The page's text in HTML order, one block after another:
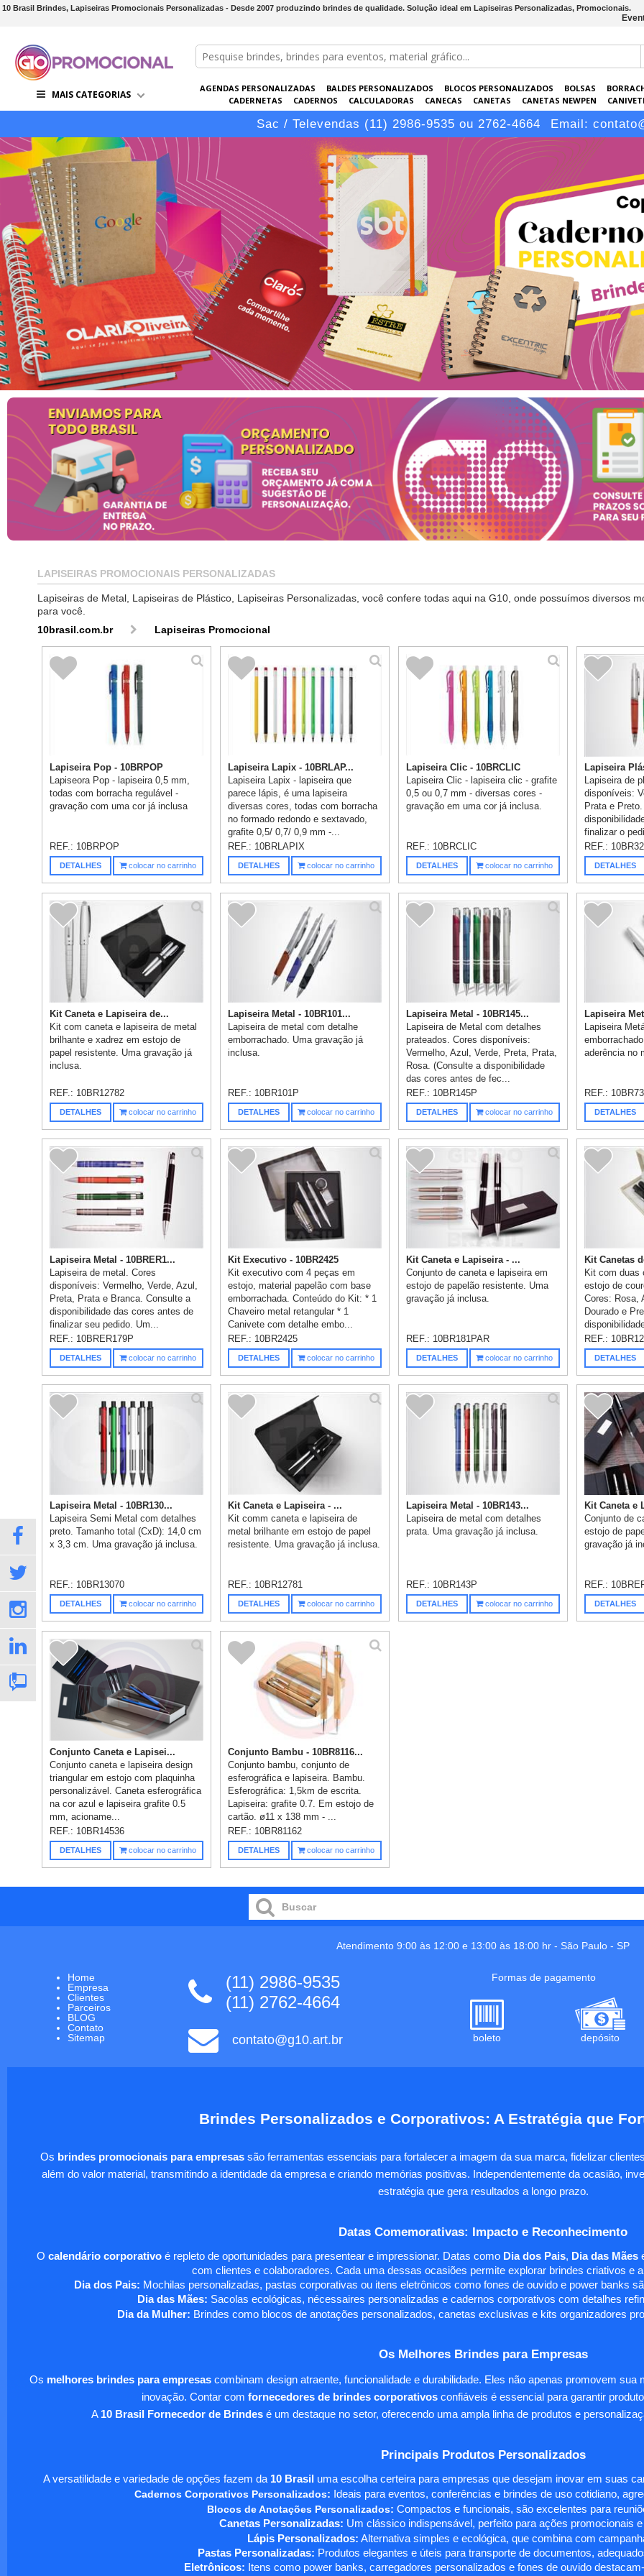
10 Brasil Brindes, Lapiseiras Promocionais Personalizadas - Desde 2007 produzindo brindes de qualidade. Solução ideal em Lapiseiras Personalizadas, Promocionais.
MAIS CATEGORIAS
AGENDAS PERSONALIZADAS BALDES PERSONALIZADOS BLOCOS PERSONALIZADOS BOLSAS
CADERNETAS
CADERNOS CALCULADORAS CANECAS CANETAS CANETAS NEWPEN
CONJUNTOS DE BRINDES
COPOS ELETRÔNICOS EMBALAGENS ESCRITÓRIO EVENTOS
GARRAFAS
LÁPIS
Sac / Televendas (11) 2986-9535 ou 2762-4664 Email:
LAPISEIRAS PROMOCIONAIS PERSONALIZADAS
Lapiseiras de Metal, Lapiseiras de Plástico, Lapiseiras Personalizadas, você confere todas aqui na G10, onde possuímos diversos
para você.
10brasil.com.br
Lapiseiras Promocional
Lapiseira Pop - 10BRPOP
Lapiseora Pop - lapiseira 0,5 mm,
todas com borracha regulável -
gravação com uma cor já inclusa
REF.: 10BRPOP
DETALHES colocar no carrinho
Lapiseira Lapix - 10BRLAP...
Lapiseira Lapix - lapiseira que
parece lápis, é uma lapiseira
diversas cores, todas com borracha
no formado redondo e sextavado,
grafite 0,5/ 0,7/ 0,9 mm -...
REF.: 10BRLAPIX
DETALHES colocar no carrinho
Lapiseira Clic - 10BRCLIC
Lapiseira Clic - lapiseira clic - grafite
0,5 ou 0,7 mm - diversas cores -
gravação em uma cor já inclusa.
REF.: 10BRCLIC
DETALHES colocar no carrinho
Lapiseira
Lapiseira de
disponíveis:
Prata e
finalizar o
REF.:
DETALHES
Kit Caneta e Lapiseira de...
Kit com caneta e lapiseira de metal
brilhante e xadrez em estojo de
papel resistente. Uma gravação já
inclusa.
REF.: 10BR12782
DETALHES colocar no carrinho
Lapiseira Metal - 10BR101...
Lapiseira de metal com detalhe
emborrachado. Uma gravação já
inclusa.
REF.: 10BR101P
DETALHES colocar no carrinho
Lapiseira Metal - 10BR145...
Lapiseira de Metal com detalhes
prateados. Cores disponíveis:
Vermelho, Azul, Verde, Preta, Prata,
Rosa. (Consulte a disponibilidade
das cores antes de fec...
REF.: 10BR145P
DETALHES colocar no carrinho
Lapiseira
Lapiseira
aderência no
REF.:
DETALHES
Lapiseira Metal - 10BRER1...
Lapiseira de metal. Cores
disponíveis: Vermelho, Verde, Azul,
Preta, Prata e Branca. Consulte a
disponibilidade das cores antes de
finalizar seu pedido. Um...
REF.: 10BRER179P
DETALHES colocar no carrinho
Kit Executivo - 10BR2425
Kit executivo com 4 peças em
estojo, material papelão com base
emborrachada. Conteúdo do Kit: * 1
Chaveiro metal retangular * 1
Canivete com detalhe embo...
REF.: 10BR2425
DETALHES colocar no carrinho
Kit Caneta e Lapiseira - ...
Conjunto de caneta e lapiseira em
estojo de papelão resistente. Uma
gravação já inclusa.
REF.: 10BR181PAR
DETALHES colocar no carrinho
Kit Canetas
Kit com duas
estojo de
Cores: Rosa,
Dourado e
REF.:
DETALHES
Lapiseira Metal - 10BR130...
Lapiseira Semi Metal com detalhes
preto. Tamanho total (CxD): 14,0 cm
x 3,3 cm. Uma gravação já inclusa.
REF.: 10BR13070
DETALHES colocar no carrinho
Kit Caneta e Lapiseira - ...
Kit comm caneta e lapiseira de
metal brilhante em estojo de papel
resistente. Uma gravação já inclusa.
REF.: 10BR12781
DETALHES colocar no carrinho
Lapiseira Metal - 10BR143...
Lapiseira de metal com detalhes
prata. Uma gravação já inclusa.
REF.: 10BR143P
DETALHES colocar no carrinho
Kit Caneta e
Conjunto de
estojo de
gravação já
REF.:
DETALHES
Conjunto Caneta e Lapisei...
Conjunto caneta e lapiseira design
triangular em estojo com plaquinha
personalizável. Caneta esferográfica
na cor azul e lapiseira grafite 0.5
mm, acioname...
REF.: 10BR14536
DETALHES colocar no carrinho
Conjunto Bambu - 10BR8116...
Conjunto bambu, conjunto de
esferográfica e lapiseira. Bambu.
Esferográfica: 1,5km de escrita.
Lapiseira: grafite 0.7. Em estojo de
cartão. ø11 x 138 mm - ...
REF.: 10BR81162
DETALHES colocar no carrinho
Atendimento 9:00 às 12:00 e 13:00 às 18:00 hr - São Paulo - SP
Home
Empresa
Clientes
Parceiros
BLOG
Contato
Sitemap
(11) 2986-9535
(11) 2762-4664
contato@g10.art.br
Formas de pagamento
boleto depósito
Brindes Personalizados e Corporativos: A Estratégia que
Os brindes promocionais para empresassão ferramentas essenciais para fortalecer a imagem da sua marca, fidelizar
além do valor material, transmitindo a identidade da empresa e criando memórias positivas. Independentemente da ocasião,
estratégia que gera resultados a longo prazo.
Datas Comemorativas: Impacto e Reconhecimento
O calendário corporativo é repleto de oportunidades para presentear e impressionar. Datas como Dia dos Pais, Dia das Mães
com clientes e colaboradores. Cada uma dessas ocasiões permite explorar brindes criativos e
Dia dos Pais: Mochilas personalizadas, pastas corporativas ou itens eletrônicos como fones de ouvido e power banks
Dia das Mães: Sacolas ecológicas, nécessaires personalizadas e cadernos corporativos com detalhes
Dia da Mulher: Brindes como blocos de anotações personalizados, canetas exclusivas e kits organizadores
Os Melhores Brindes para Empresas
Os melhores brindes para empresascombinam design atraente, funcionalidade e durabilidade. Eles não apenas promovem
inovação. Contar com fornecedores de brindes corporativos confiáveis é essencial para garantir
A 10 Brasil Fornecedor de Brindesé um destaque no setor, oferecendo uma ampla linha de produtos e
Principais Produtos Personalizados
A versatilidade e variedade de opções fazem da 10 Brasil uma escolha certeira para empresas que desejam inovar em suas
Cadernos Corporativos Personalizados: Ideais para eventos, conferências e brindes de uso cotidiano,
Blocos de Anotações Personalizados: Compactos e funcionais, são excelentes para
Canetas Personalizadas: Um clássico indispensável, perfeito para ações promocionais
Lápis Personalizados: Alternativa simples e ecológica, que combina com
Pastas Personalizadas: Produtos elegantes e úteis para transporte de documentos,
Eletrônicos: Itens como power banks, carregadores personalizados e fones de ouvido